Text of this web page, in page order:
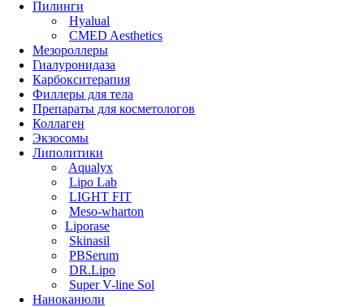
Пилинги
Hyalual
CMED Aesthetics
Мезороллеры
Гиалуронидаза
Карбокситерапия
Филлеры для тела
Препараты для косметологов
Коллаген
Экзосомы
Липолитики
Aqualyx
Lipo Lab
LIGHT FIT
Meso-wharton
Liporase
Skinasil
PBSerum
DR.Lipo
Super V-line Sol
Наноканюли